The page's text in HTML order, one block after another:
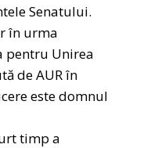
Senatului.
în urma
pentru Unirea
de AUR în
este domnul
timp a